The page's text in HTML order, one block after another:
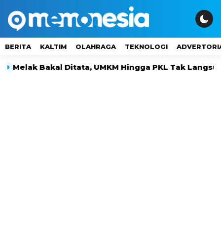
BERITA KALTIM OLAHRAGA TEKNOLOGI
Ditata, UMKM Hingga PKL Tak Langsung